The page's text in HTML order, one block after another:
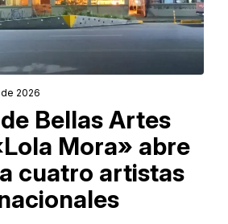
2026
Bellas Artes
Mora» abre
cuatro artistas